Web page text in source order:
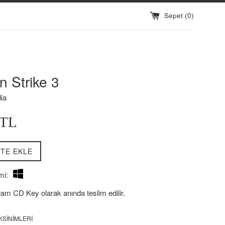
Sepet (0)
Strike 3
EKLE
CD Key olarak anında teslim edilir.